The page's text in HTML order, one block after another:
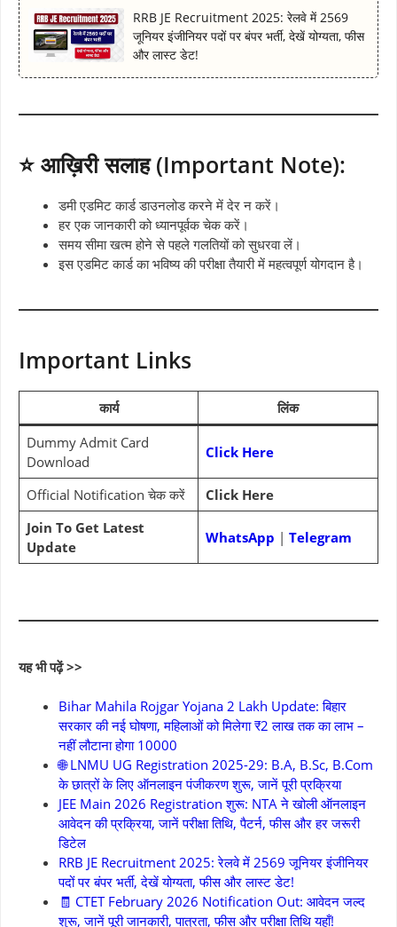
RRB JE Recruitment 2025: रेलवे में 2569
जूनियर इंजीनियर पदों पर बंपर भर्ती, देखें योग्यता, फीस
और लास्ट डेट!
⭐ आख़िरी सलाह (Important Note):
डमी एडमिट कार्ड डाउनलोड करने में देर न करें।
हर एक जानकारी को ध्यानपूर्वक चेक करें।
समय सीमा खत्म होने से पहले गलतियों को सुधरवा लें।
इस एडमिट कार्ड का भविष्य की परीक्षा तैयारी में महत्वपूर्ण योगदान है।
Important Links
कार्य
लिंक
Dummy Admit Card
Download
Click Here
Official Notification चेक करें
Click Here
Join To Get Latest
Update
WhatsApp | Telegram
यह भी पढ़ें >>
Bihar Mahila Rojgar Yojana 2 Lakh Update: बिहार
सरकार की नई घोषणा, महिलाओं को मिलेगा ₹2 लाख तक का लाभ –
नहीं लौटाना होगा 10000
🌐 LNMU UG Registration 2025-29: B.A, B.Sc, B.Com
के छात्रों के लिए ऑनलाइन पंजीकरण शुरू, जानें पूरी प्रक्रिया
JEE Main 2026 Registration शुरू: NTA ने खोली ऑनलाइन
आवेदन की प्रक्रिया, जानें परीक्षा तिथि, पैटर्न, फीस और हर जरूरी
डिटेल
RRB JE Recruitment 2025: रेलवे में 2569 जूनियर इंजीनियर
पदों पर बंपर भर्ती, देखें योग्यता, फीस और लास्ट डेट!
🧾 CTET February 2026 Notification Out: आवेदन जल्द
शुरू, जानें पूरी जानकारी, पात्रता, फीस और परीक्षा तिथि यहाँ!